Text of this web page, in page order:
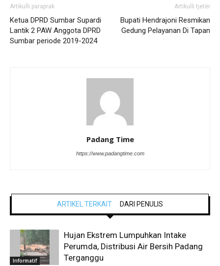
Artikulli paraprak
Ketua DPRD Sumbar Supardi
Lantik 2 PAW Anggota DPRD
Sumbar periode 2019-2024
Artikulli tjetër
Bupati Hendrajoni Resmikan
Gedung Pelayanan Di Tapan
Padang Time
https://www.padangtime.com
ARTIKEL TERKAIT DARI PENULIS
Informatif
Hujan Ekstrem Lumpuhkan Intake
Perumda, Distribusi Air Bersih Padang
Terganggu